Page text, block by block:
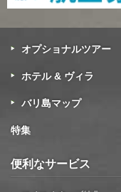
オプショナルツアー
ホテル & ヴィラ
バリ島マップ
特集
便利なサービス